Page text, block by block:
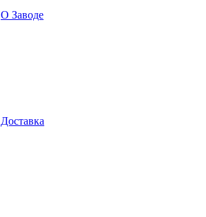
О Заводе
Доставка